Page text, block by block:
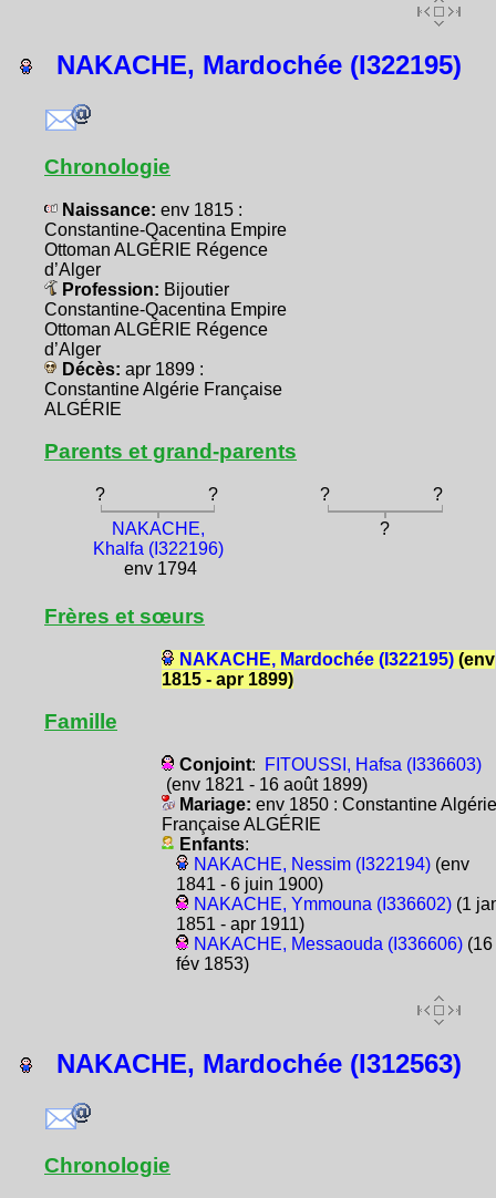
NAKACHE, Mardochée (I322195)
Chronologie
Naissance: env 1815 :
Constantine-Qacentina Empire
Ottoman ALGÉRIE Régence
d’Alger
Profession: Bijoutier
Constantine-Qacentina Empire
Ottoman ALGÉRIE Régence
d’Alger
Décès: apr 1899 :
Constantine Algérie Française
ALGÉRIE
Parents et grand-parents
? ? ?
?
NAKACHE,
Khalfa (I322196)
env 1794
?
Frères et sœurs
NAKACHE, Mardochée (I322195)(env
1815 - apr 1899)
Famille
Conjoint:
FITOUSSI, Hafsa (I336603)
(env 1821 - 16 août 1899)
Mariage: env 1850 : Constantine Algérie
Française ALGÉRIE
Enfants:
NAKACHE, Nessim (I322194)(env
1841 - 6 juin 1900)
NAKACHE, Ymmouna (I336602)(1
1851 - apr 1911)
NAKACHE, Messaouda (I336606)(16
fév 1853)
NAKACHE, Mardochée (I312563)
Chronologie